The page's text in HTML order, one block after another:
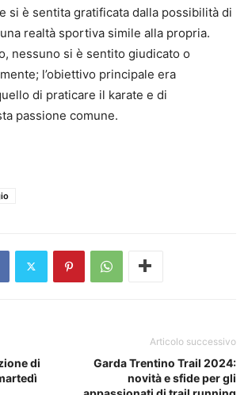
si è sentita gratificata dalla possibilità di
realtà sportiva simile alla propria.
nessuno si è sentito giudicato o
l’obiettivo principale era
di praticare il karate e di
passione comune.
di
Articolo successivo
Garda Trentino Trail 2024:
novità e sfide per gli